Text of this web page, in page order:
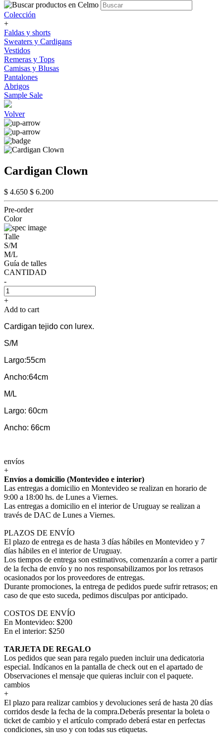
Colección
+
Faldas y shorts
Sweaters y Cardigans
Vestidos
Remeras y Tops
Camisas y Blusas
Pantalones
Abrigos
Sample Sale
Volver
Cardigan Clown
$ 4.650 $ 6.200
Pre-order
Color
Talle
S/M
M/L
Guía de talles
CANTIDAD
-
+
Add to cart
Cardigan tejido con lurex.
S/M
Largo:55cm
Ancho:64cm
M/L
Largo: 60cm
Ancho: 66cm
envíos
+
Envíos a domicilio (Montevideo e interior)
Las entregas a domicilio en Montevideo se realizan en horario de
9:00 a 18:00 hs. de Lunes a Viernes.
Las entregas a domicilio en el interior de Uruguay se realizan a
través de DAC de Lunes a Viernes.
PLAZOS DE ENVÍO
El plazo de entrega es de hasta 3 días hábiles en Montevideo y 7
días hábiles en el interior de Uruguay.
Los tiempos de entrega son estimativos, comenzarán a correr a partir
de la fecha de envío y no nos responsabilizamos por los retrasos
ocasionados por los proveedores de entregas.
Durante promociones, la entrega de pedidos puede sufrir retrasos; en
caso de que esto suceda, pedimos disculpas por anticipado.
COSTOS DE ENVÍO
En Montevideo: $200
En el interior: $250
TARJETA DE REGALO
Los pedidos que sean para regalo pueden incluir una dedicatoria
especial. Indícanos en la pantalla de check out en el apartado de
Observaciones el mensaje que quieras incluir con el paquete.
cambios
+
El plazo para realizar cambios y devoluciones será de hasta 20 días
corridos desde la fecha de la compra.Deberás presentar la boleta o
ticket de cambio y el artículo comprado deberá estar en perfectas
condiciones, sin uso y con todas sus etiquetas.